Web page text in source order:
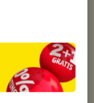
dag in huis